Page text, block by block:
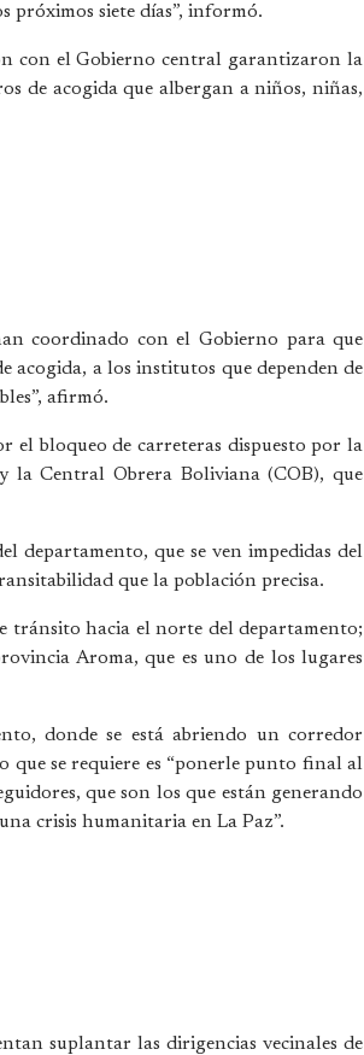
próximos siete días”, informó.
con el Gobierno central garantizaron la
de acogida que albergan a niños, niñas,
coordinado con el Gobierno para que
acogida, a los institutos que dependen de
afirmó.
el bloqueo de carreteras dispuesto por la
la Central Obrera Boliviana (COB), que
departamento, que se ven impedidas del
que la población precisa.
tránsito hacia el norte del departamento;
Aroma, que es uno de los lugares
donde se está abriendo un corredor
se requiere es “ponerle punto final al
que son los que están generando
crisis humanitaria en La Paz”.
suplantar las dirigencias vecinales de